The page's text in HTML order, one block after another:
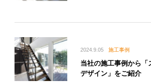
2024.9.05 施工事例
当社の施工事例から「
デザイン」をご紹介